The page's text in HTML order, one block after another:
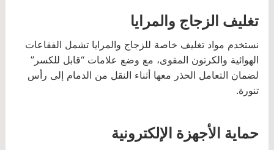
تغليف الزجاج والمرايا
نستخدم مواد تغليف خاصة للزجاج والمرايا تشمل الفقاعات
الهوائية والكرتون المقوى، مع وضع علامات “قابل للكسر”
لضمان التعامل الحذر معها أثناء النقل من الدمام إلى رأس
تنورة.
حماية الأجهزة الإلكترونية